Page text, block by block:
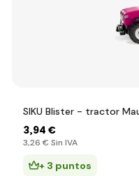
SIKU Blister - tractor
3,94 €
3,26 € Sin IVA
+ 3 puntos